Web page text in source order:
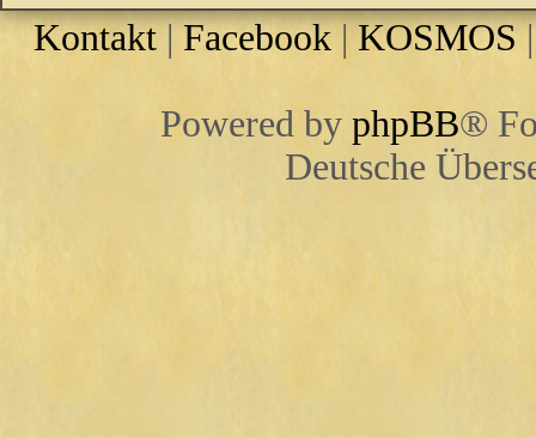
Kontakt | Facebook |KOSMOS
Powered by phpBB®
Deutsche